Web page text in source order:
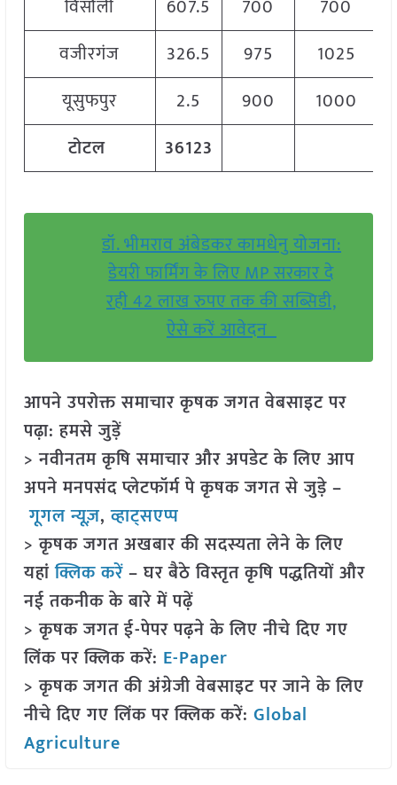
विसौली 607.5 700 700
वजीरगंज
326.5 975
1025
यूसुफपुर
2.5 900
1000
टोटल
36123
डॉ. भीमराव अंबेडकर कामधेनु योजना:
डेयरी फार्मिंग के लिए MP सरकार दे
रही 42 लाख रुपए तक की सब्सिडी,
ऐसे करें आवेदन
आपने उपरोक्त समाचार कृषक जगत वेबसाइट पर
पढ़ा: हमसे जुड़ें
> नवीनतम कृषि समाचार और अपडेट के लिए आप
अपने मनपसंद प्लेटफॉर्म पे कृषक जगत से जुड़े –
गूगल न्यूज़,व्हाट्सएप्प
> कृषक जगत अखबार की सदस्यता लेने के लिए
यहांक्लिक करें– घर बैठे विस्तृत कृषि पद्धतियों और
नई तकनीक के बारे में पढ़ें
> कृषक जगत ई-पेपर पढ़ने के लिए नीचे दिए गए
लिंक पर क्लिक करें: E-Paper
> कृषक जगत की अंग्रेजी वेबसाइट पर जाने के लिए
नीचे दिए गए लिंक पर क्लिक करें: Global
Agriculture